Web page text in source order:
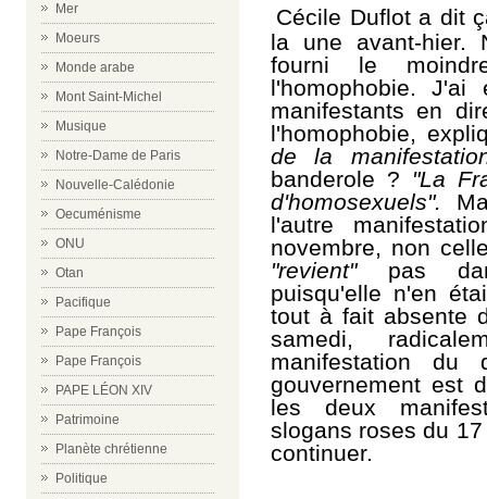
Mer
Moeurs
Monde arabe
Mont Saint-Michel
Musique
Notre-Dame de Paris
Nouvelle-Calédonie
Oecuménisme
ONU
Otan
Pacifique
Pape François
Pape François
PAPE LÉON XIV
Patrimoine
Planète chrétienne
Politique
Cécile Duflot a dit
la une avant-
fourni le
l'homophobie.
manifestants en
l'homophobie,
de la
banderole ? "La
d'homosexuels".
l'autre
novembre, non
"revient"pas
puisqu'elle n'en
tout à fait absente
samedi,
manifestation
gouvernement est
les deux
slogans roses du
continuer.